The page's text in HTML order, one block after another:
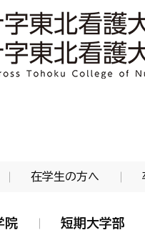
北看護大学・日本赤
在学生の方へ
院 短期大学部